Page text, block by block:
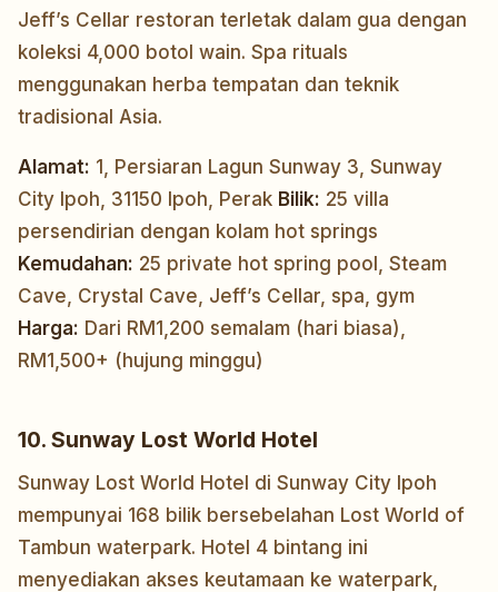
Jeff’s Cellar restoran terletak dalam gua dengan
koleksi 4,000 botol wain. Spa rituals
menggunakan herba tempatan dan teknik
tradisional Asia.
Alamat: 1, Persiaran Lagun Sunway 3, Sunway
City Ipoh, 31150 Ipoh, Perak Bilik: 25 villa
persendirian dengan kolam hot springs
Kemudahan: 25 private hot spring pool, Steam
Cave, Crystal Cave, Jeff’s Cellar, spa, gym
Harga: Dari RM1,200 semalam (hari biasa),
RM1,500+ (hujung minggu)
10. Sunway Lost World Hotel
Sunway Lost World Hotel di Sunway City Ipoh
mempunyai 168 bilik bersebelahan Lost World of
Tambun waterpark. Hotel 4 bintang ini
menyediakan akses keutamaan ke waterpark,